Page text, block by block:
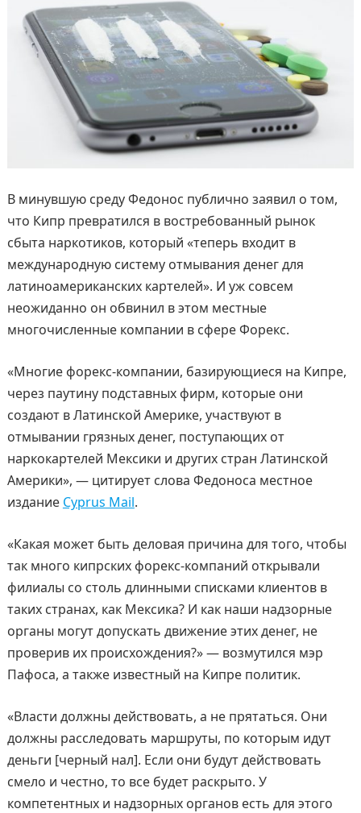
В минувшую среду Федонос публично заявил о том,
что Кипр превратился в востребованный рынок
сбыта наркотиков, который «теперь входит в
международную систему отмывания денег для
латиноамериканских картелей». И уж совсем
неожиданно он обвинил в этом местные
многочисленные компании в сфере Форекс.
«Многие форекс-компании, базирующиеся на Кипре,
через паутину подставных фирм, которые они
создают в Латинской Америке, участвуют в
отмывании грязных денег, поступающих от
наркокартелей Мексики и других стран Латинской
Америки», — цитирует слова Федоноса местное
издание Cyprus Mail.
«Какая может быть деловая причина для того, чтобы
так много кипрских форекс-компаний открывали
филиалы со столь длинными списками клиентов в
таких странах, как Мексика? И как наши надзорные
органы могут допускать движение этих денег, не
проверив их происхождения?» — возмутился мэр
Пафоса, а также известный на Кипре политик.
«Власти должны действовать, а не прятаться. Они
должны расследовать маршруты, по которым идут
деньги [черный нал]. Если они будут действовать
смело и честно, то все будет раскрыто. У
компетентных и надзорных органов есть для этого